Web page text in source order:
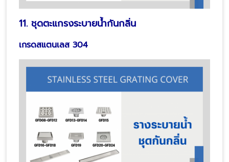
11. ชุดตะแกรงระบายน้ำกันกลิ่น
เกรดสแตนเลส 304